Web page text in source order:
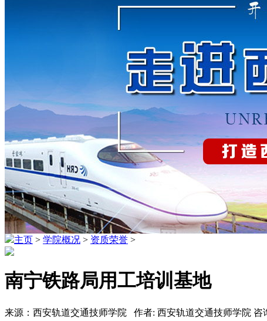
主页 > 学院概况 > 资质荣誉 >
南宁铁路局用工培训基地
来源：西安轨道交通技师学院 作者: 西安轨道交通技师学院 咨